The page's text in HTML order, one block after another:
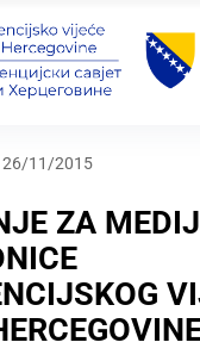
26/11/2015
ZA